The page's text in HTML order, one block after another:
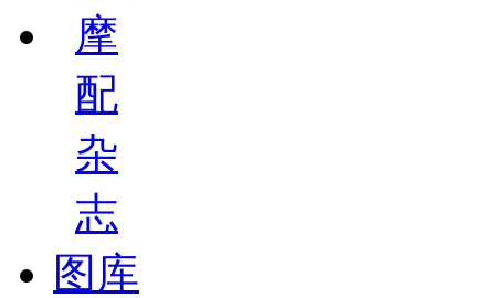
摩
配
杂
志
图库